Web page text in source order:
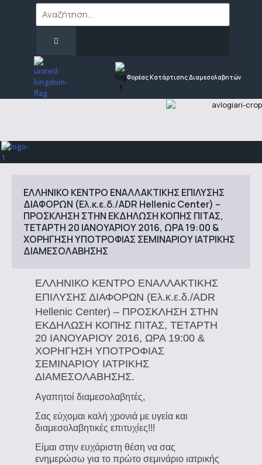
Φορέας Κατάρτισης Διαμεσολαβητών
ΕΛΛΗΝΙΚΟ ΚΕΝΤΡΟ ΕΝΑΛΛΑΚΤΙΚΗΣ ΕΠΙΛΥΣΗΣ
ΔΙΑΦΟΡΩΝ (Ελ.κ.ε.δ./ADR Hellenic Center) –
ΠΡΟΣΚΛΗΣΗ ΣΤΗΝ ΕΚΔΗΛΩΣΗ ΚΟΠΗΣ ΠΙΤΑΣ,
ΤΕΤΑΡΤΗ 20 ΙΑΝΟΥΑΡΙΟΥ 2016, ΩΡΑ 19:00 &
ΧΟΡΗΓΗΣΗ ΥΠΟΤΡΟΦΙΑΣ ΣΕΜΙΝΑΡΙΟΥ ΙΑΤΡΙΚΗΣ
ΔΙΑΜΕΣΟΛΑΒΗΣΗΣ
ΕΛΛΗΝΙΚΟ ΚΕΝΤΡΟ ΕΝΑΛΛΑΚΤΙΚΗΣ
ΕΠΙΛΥΣΗΣ ΔΙΑΦΟΡΩΝ (Ελ.κ.ε.δ./ADR
Hellenic Center) – ΠΡΟΣΚΛΗΣΗ ΣΤΗΝ
ΕΚΔΗΛΩΣΗ ΚΟΠΗΣ ΠΙΤΑΣ, ΤΕΤΑΡΤΗ
20 ΙΑΝΟΥΑΡΙΟΥ 2016, ΩΡΑ 19:00 &
ΧΟΡΗΓΗΣΗ ΥΠΟΤΡΟΦΙΑΣ
ΣΕΜΙΝΑΡΙΟΥ ΙΑΤΡΙΚΗΣ
ΔΙΑΜΕΣΟΛΑΒΗΣΗΣ.
Αγαπητοί διαμεσολαβητές,
Σας εύχομαι καλή χρονιά με υγεία και
διαμεσολαβητικές επιτυχίες!!!
Είμαι στην ευχάριστη θέση να σας
ενημερώσω για το πρώτο σεμινάριο ιατρικής